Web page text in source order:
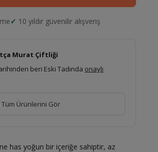
10 yıldır güvenilir alışveriş
Murat Çiftliği
beri Eski Tadında onaylı
Ürünlerini Gör
has yoğun bir içeriğe sahiptir, az